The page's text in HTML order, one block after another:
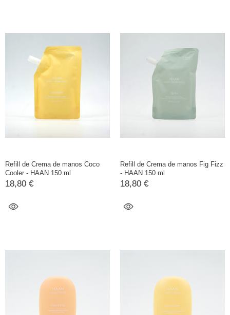
Refill de Crema de manos Coco
Cooler - HAAN 150 ml
18,80 €
Refill de Crema de manos Fig Fizz
- HAAN 150 ml
18,80 €